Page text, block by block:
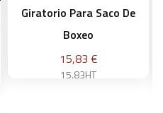
Giratorio Para Saco De
Boxeo
Precio
15,83 €
15.83HT